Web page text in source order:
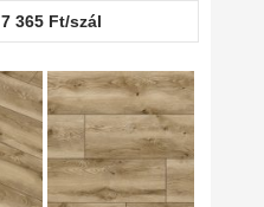
7 365 Ft/szál